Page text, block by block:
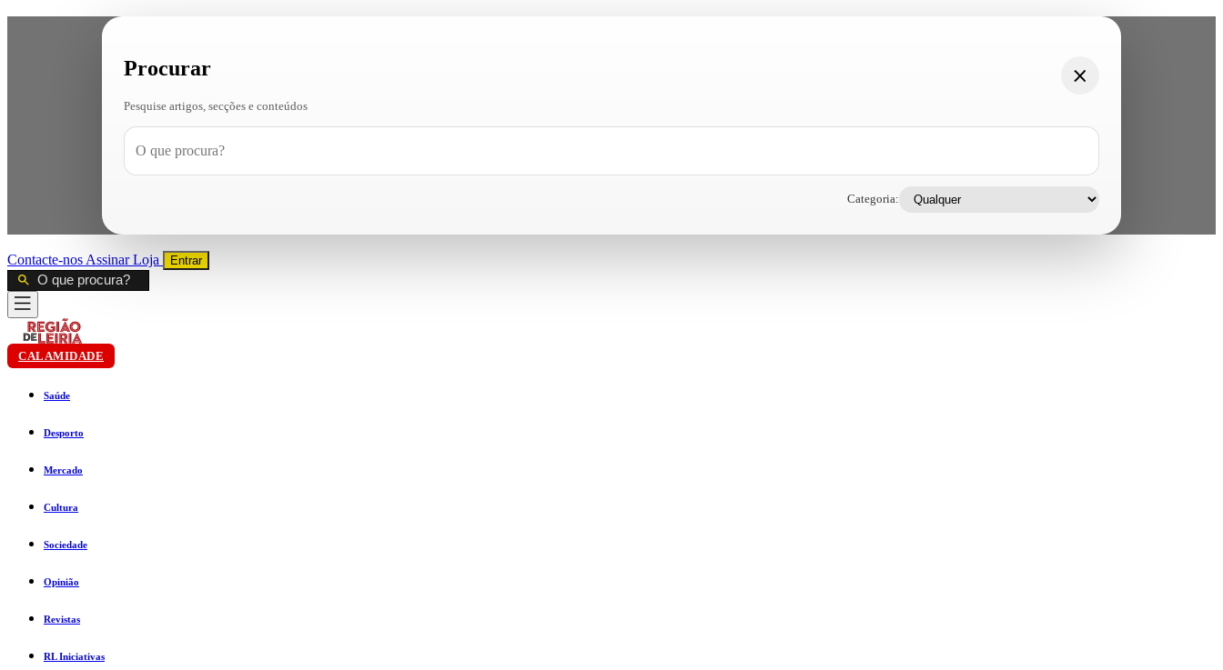
Procurar
Pesquise artigos, secções e conteúdos
Categoria:
Contacte-nos AssinarLoja Entrar
CALAMIDADE
Saúde
Desporto
Mercado
Cultura
Sociedade
Opinião
Revistas
RL Iniciativas